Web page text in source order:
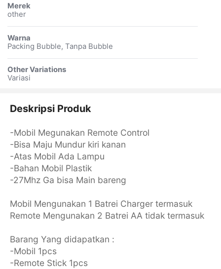
Merek
other
Warna
Packing Bubble, Tanpa Bubble
Other Variations
Variasi
Deskripsi Produk
-Mobil Megunakan Remote Control
-Bisa Maju Mundur kiri kanan
-Atas Mobil Ada Lampu
-Bahan Mobil Plastik
-27Mhz Ga bisa Main bareng
Mobil Mengunakan 1 Batrei Charger termasuk
Remote Mengunakan 2 Batrei AA tidak termasuk
Barang Yang didapatkan :
-Mobil 1pcs
-Remote Stick 1pcs